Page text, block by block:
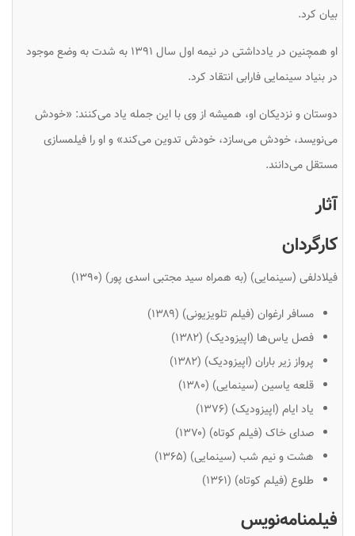
بیان کرد.
او همچنین در یادداشتی در نیمه اول سال ۱۳۹۱ به شدت به وضع موجود
در بنیاد سینمایی فارابی انتقاد کرد.
دوستان و نزدیکان او، همیشه از وی با این جمله یاد می‌کنند: «خودش
می‌نویسد، خودش می‌سازد، خودش تدوین می‌کند» و او را فیلمسازی
مستقل می‌دانند.
آثار
کارگردان
فیلادلفی (سینمایی) (به همراه سید مجتبی اسدی پور) (۱۳۹۰)
مسافر ارغوان (فیلم تلویزیونی) (۱۳۸۹)
فصل یاس‌ها (اپیزودیک) (۱۳۸۲)
پرواز زیر باران (اپیزودیک) (۱۳۸۲)
قلعه یاسین (سینمایی) (۱۳۸۰)
یاد ایام (اپیزودیک) (۱۳۷۶)
صدای خاک (فیلم کوتاه) (۱۳۷۰)
هشت و نیم شب (سینمایی) (۱۳۶۵)
طلوع (فیلم کوتاه) (۱۳۶۱)
فیلمنامه‌نویس